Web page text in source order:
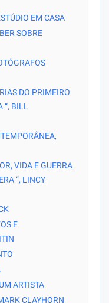
EM CASA
SOBRE
DO PRIMEIRO
“, BILL
VIDA E GUERRA
“, LINCY
E
ARTISTA
CLAYHORN